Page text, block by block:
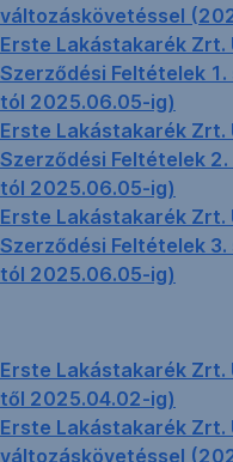
változáskövetéssel
Erste Lakástakarék
Szerződési Feltételek
tól 2025.06.05-ig)
Erste Lakástakarék
Szerződési Feltételek
tól 2025.06.05-ig)
Erste Lakástakarék
Szerződési Feltételek
tól 2025.06.05-ig)
Erste Lakástakarék
től 2025.04.02-ig)
Erste Lakástakarék Zrt.
változáskövetéssel